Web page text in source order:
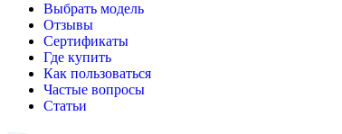
Выбрать модель
Отзывы
Сертификаты
Где купить
Как пользоваться
Частые вопросы
Статьи